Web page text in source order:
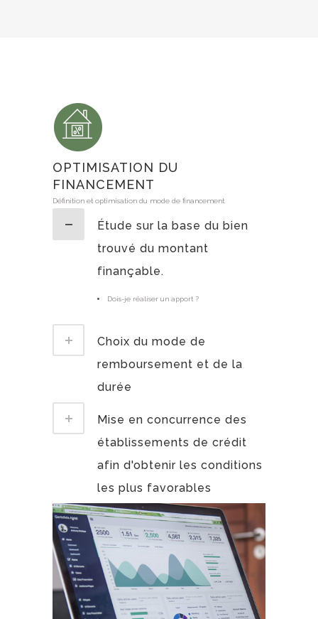
OPTIMISATION DU
FINANCEMENT
Définition et optimisation du mode de financement.
Étude sur la base du bien
trouvé du montant
finançable.
Dois-je réaliser un apport ?
Choix du mode de
remboursement et de la
durée
Mise en concurrence des
établissements de crédit
afin d'obtenir les conditions
les plus favorables